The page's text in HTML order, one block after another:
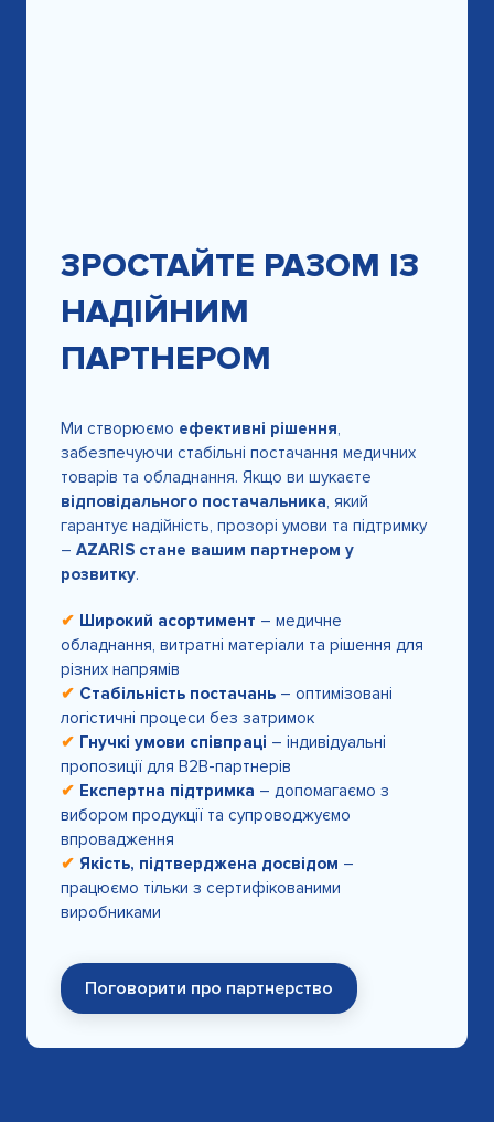
ЗРОСТАЙТЕ РАЗОМ ІЗ
НАДІЙНИМ
ПАРТНЕРОМ
Ми створюємо ефективні рішення,
забезпечуючи стабільні постачання медичних
товарів та обладнання. Якщо ви шукаєте
відповідального постачальника, який
гарантує надійність, прозорі умови та підтримку
– AZARIS стане вашим партнером у
розвитку.
✔ Широкий асортимент – медичне
обладнання, витратні матеріали та рішення для
різних напрямів
✔ Стабільність постачань – оптимізовані
логістичні процеси без затримок
✔ Гнучкі умови співпраці – індивідуальні
пропозиції для B2B-партнерів
✔ Експертна підтримка – допомагаємо з
вибором продукції та супроводжуємо
впровадження
✔ Якість, підтверджена досвідом –
працюємо тільки з сертифікованими
виробниками
Поговорити про партнерство